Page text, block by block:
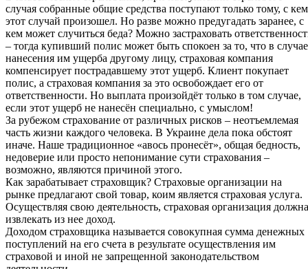
случая собранные общие средства поступают только тому, с кем
этот случай произошел. Но разве можно предугадать заранее, с
кем может случиться беда? Можно застраховать
– тогда купивший полис может быть спокоен за то, что в случае
нанесения им ущерба другому лицу, страховая компания
компенсирует пострадавшему этот ущерб. Клиент покупает
полис, а страховая компания за это освобождает его от
ответственности. Но выплата произойдёт только в том случае,
если этот ущерб не нанесён специально, с умыслом!
За рубежом страхование от различных рисков – неотъемлемая
часть жизни каждого человека. В Украине дела пока обстоят
иначе. Наше традиционное «авось пронесёт», общая бедность,
недоверие или просто непонимание сути страхования –
возможно, являются причиной этого.
Как зарабатывает страховщик? Страховые организации на
рынке предлагают свой товар, коим является страховая услуга.
Осуществляя свою деятельность, страховая организация должна
извлекать из нее доход.
Доходом страховщика называется совокупная сумма денежных
поступлений на его счета в результате осуществления им
страховой и иной не запрещенной законодательством